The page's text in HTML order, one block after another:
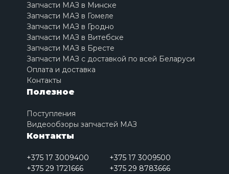
Запчасти МАЗ в Минске
Запчасти МАЗ в Гомеле
Запчасти МАЗ в Гродно
Запчасти МАЗ в Витебске
Запчасти МАЗ в Бресте
Запчасти МАЗ с доставкой по всей Беларуси
Оплата и доставка
Контакты
Полезное
Поступления
Видеообзоры запчастей МАЗ
Контакты
+375 17 3009400
+375 17 3009500
+375 29 1721666
+375 29 8783666